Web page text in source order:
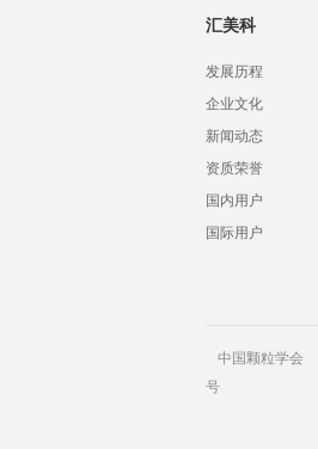
汇美科
发展历程
企业文化
新闻动态
资质荣誉
国内用户
国际用户
中国颗粒学会
号